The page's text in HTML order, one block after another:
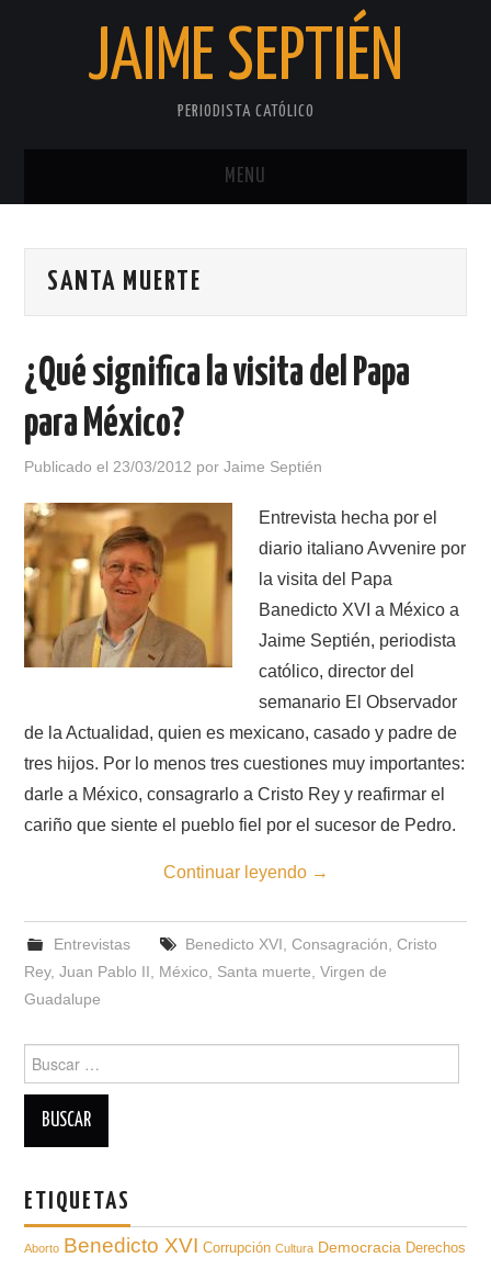
JAIME SEPTIÉN
PERIODISTA CATÓLICO
MENU
SOBRE EL AUTOR
SANTA MUERTE
¿Qué significa la visita del Papa
para México?
Publicado el 23/03/2012 porJaime Septién
Entrevista hecha por el
diario italiano Avvenire por
la visita del Papa
Banedicto XVI a México a
Jaime Septién, periodista
católico, director del
semanario El Observador
de la Actualidad, quien es mexicano, casado y padre de
tres hijos. Por lo menos tres cuestiones muy importantes:
darle a México, consagrarlo a Cristo Rey y reafirmar el
cariño que siente el pueblo fiel por el sucesor de Pedro.
Continuar leyendo →
Entrevistas Benedicto XVI Consagración Cristo
Rey,Juan Pablo II México Santa muerte ,Virgen de
Guadalupe
para:
ETIQUETAS
Aborto Benedicto XVI Corrupción Cultura Democracia Derechos